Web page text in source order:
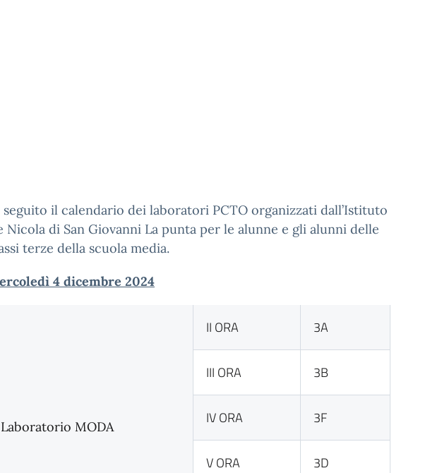
seguito il calendario dei laboratori PCTO organizzati dall’Istituto
Nicola di San Giovanni La punta per le alunne e gli alunni delle
terze della scuola media.
4 dicembre 2024
Laboratorio MODA
II ORA 3A
III ORA 3B
IV ORA 3F
V ORA 3D